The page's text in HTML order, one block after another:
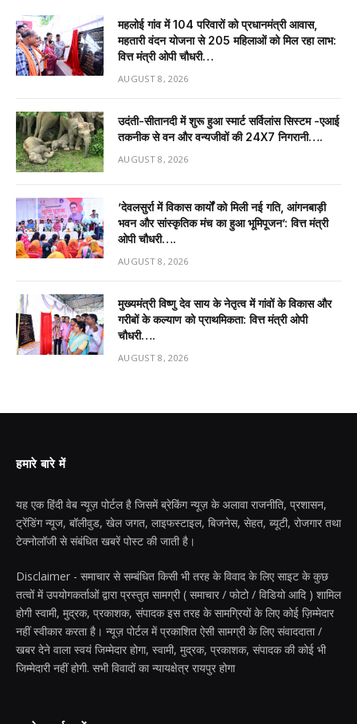
महलोई गांव में 104 परिवारों को प्रधानमंत्री आवास,
महतारी वंदन योजना से 205 महिलाओं को मिल रहा लाभ:
वित्त मंत्री ओपी चौधरी…
AUGUST 8, 2026
उदंती-सीतानदी में शुरू हुआ स्मार्ट सर्विलांस सिस्टम -एआई
तकनीक से वन और वन्यजीवों की 24X7 निगरानी….
AUGUST 8, 2026
’देवलसुर्रा में विकास कार्यों को मिली नई गति, आंगनबाड़ी
भवन और सांस्कृतिक मंच का हुआ भूमिपूजन’: वित्त मंत्री
ओपी चौधरी….
AUGUST 8, 2026
मुख्यमंत्री विष्णु देव साय के नेतृत्व में गांवों के विकास और
गरीबों के कल्याण को प्राथमिकता: वित्त मंत्री ओपी
चौधरी….
AUGUST 8, 2026
हमारे बारे में
यह एक हिंदी वेब न्यूज़ पोर्टल है जिसमें ब्रेकिंग न्यूज़ के अलावा राजनीति, प्रशासन,
ट्रेंडिंग न्यूज, बॉलीवुड, खेल जगत, लाइफस्टाइल, बिजनेस, सेहत, ब्यूटी, रोजगार तथा
टेक्नोलॉजी से संबंधित खबरें पोस्ट की जाती है।
Disclaimer - समाचार से सम्बंधित किसी भी तरह के विवाद के लिए साइट के कुछ
तत्वों में उपयोगकर्ताओं द्वारा प्रस्तुत सामग्री ( समाचार / फोटो / विडियो आदि ) शामिल
होगी स्वामी, मुद्रक, प्रकाशक, संपादक इस तरह के सामग्रियों के लिए कोई ज़िम्मेदार
नहीं स्वीकार करता है। न्यूज़ पोर्टल में प्रकाशित ऐसी सामग्री के लिए संवाददाता /
खबर देने वाला स्वयं जिम्मेदार होगा, स्वामी, मुद्रक, प्रकाशक, संपादक की कोई भी
जिम्मेदारी नहीं होगी. सभी विवादों का न्यायक्षेत्र रायपुर होगा